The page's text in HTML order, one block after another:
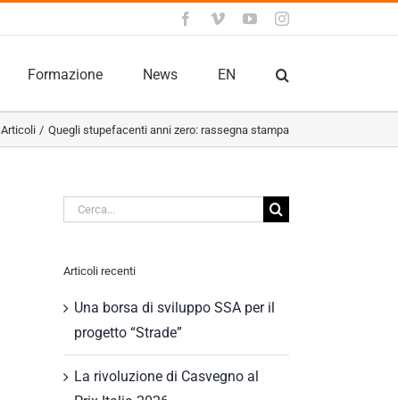
Facebook
VimeoYouTubeInstagram
Formazione News EN
Articoli Quegli stupefacenti anni zero: rassegna stampa
Cerca
Articoli recenti
Una borsa di sviluppo SSA per il
progetto “Strade”
La rivoluzione di Casvegno al